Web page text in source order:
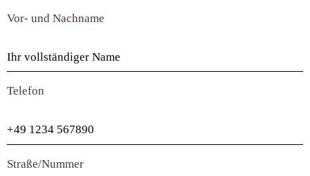
Vor- und Nachname
Telefon
Straße/Nummer